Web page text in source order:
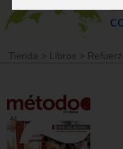
Tienda > Libros >